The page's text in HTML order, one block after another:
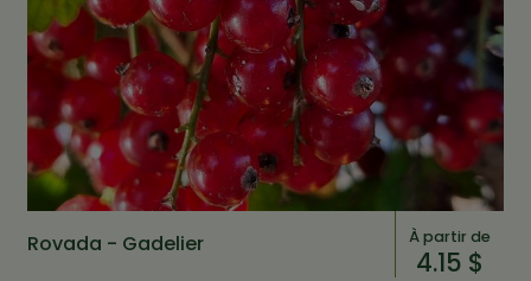
Rovada - Gadelier À partir de
4.15 $